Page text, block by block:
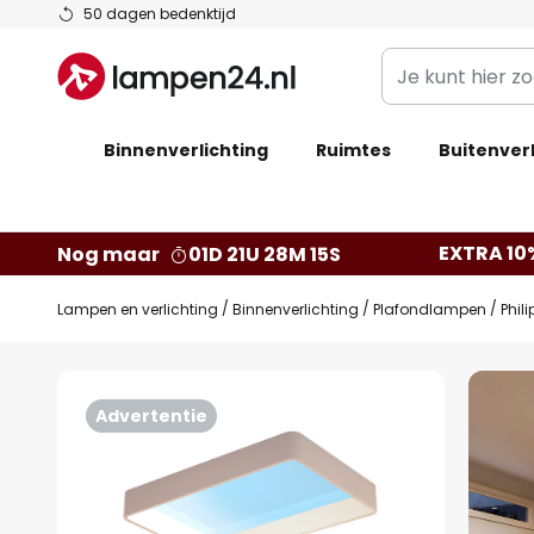
50 dagen bedenktijd
Ga
de
inhoud
Je
kunt
zoeken
webwinkel
Binnenverlichting Ruimtes
Nog maar 01D 21U 28M 14S EXTRA
Lampen en verlichting Binnenverlichting Plafondlampen
Advertentie
naar